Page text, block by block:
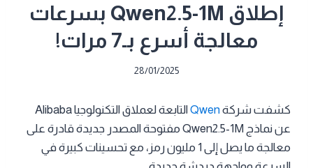
إطلاق Qwen2.5-1M بسرعات
معالجة أسرع بـ7 مرات!
28/01/2025
كشفت شركةQwen
التابعة لعملاق التكنولوجيا Alibaba
عن نماذج Qwen2.5-1M مفتوحة المصدر جديدة قادرة على
معالجة ما يصل إلى 1 مليون رمز، مع تحسينات كبيرة في